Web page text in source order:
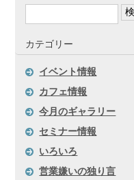
カテゴリー
イベント情報
カフェ情報
今月のギャラリー
セミナー情報
いろいろ
営業嫌いの独り言